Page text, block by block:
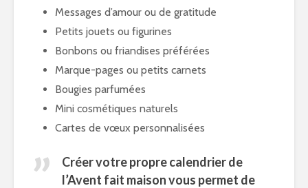
Messages d’amour ou de gratitude
Petits jouets ou figurines
Bonbons ou friandises préférées
Marque-pages ou petits carnets
Bougies parfumées
Mini cosmétiques naturels
Cartes de vœux personnalisées
Créer votre proprecalendrier de
l’Avent fait maisonvous permet de